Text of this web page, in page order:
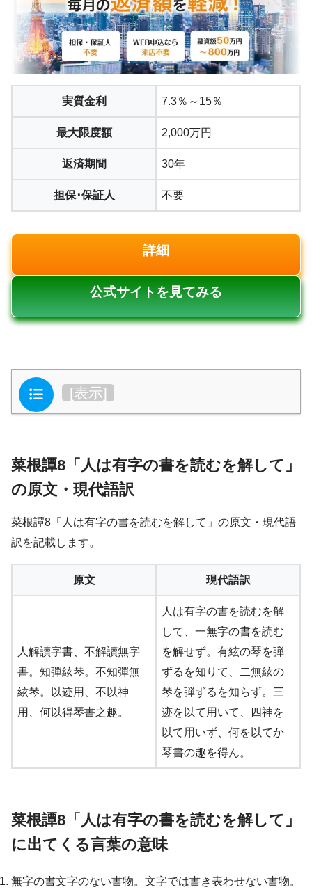
実質金利 7.3％～15％
最大限度額 2,000万円
返済期間 30年
担保･保証人 不要
詳細
公式サイトを見てみる
目次 [表示]
菜根譚8「人は有字の書を読むを解して」
の原文・現代語訳
菜根譚8「人は有字の書を読むを解して」の原文・現代語
訳を記載します。
原文 現代語訳
人解讀字書、不解讀無字
書。知彈絃琴。不知彈無
絃琴。以迹用、不以神
用、何以得琴書之趣。
人は有字の書を読むを解
して、一無字の書を読む
を解せず。有絃の琴を弾
ずるを知りて、二無絃の
琴を弾ずるを知らず。三
迹を以て用いて、四神を
以て用いず、何を以てか
琴書の趣を得ん。
菜根譚8「人は有字の書を読むを解して」
に出てくる言葉の意味
無字の書文字のない書物。文字では書き表わせない書物。